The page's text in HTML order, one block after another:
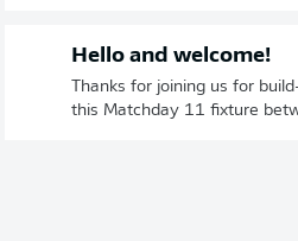
Hello and welcome!
Thanks for joining us for
this Matchday 11 fixture